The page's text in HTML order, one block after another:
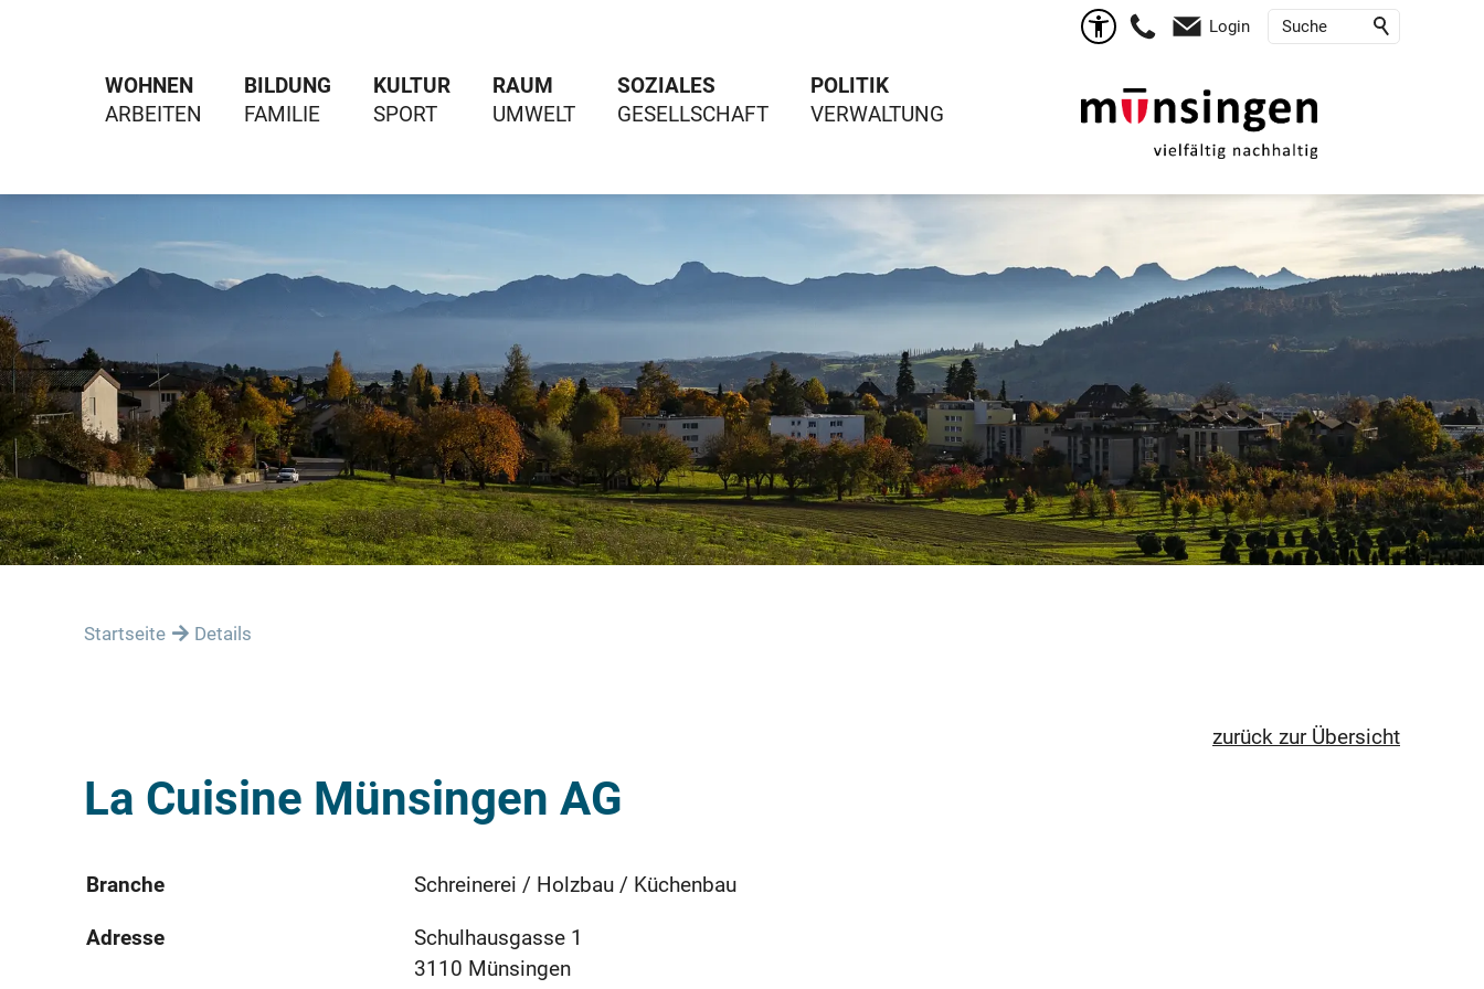
WOHNEN BILDUNG KULTUR RAUM SOZIALES POLITIK
Login
Startseite Details
zurück zur Übersicht
La Cuisine Münsingen AG
Branche Schreinerei / Holzbau / Küchenbau
Adresse
Schulhausgasse 1
3110 Münsingen